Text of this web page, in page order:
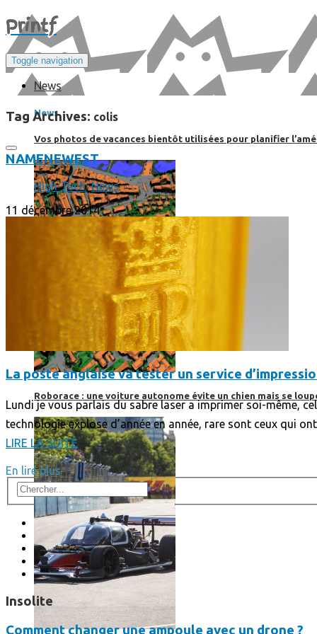
Printf
Toggle navigation
News
News
Vos photos de vacances bientôt utilisées pour planifier
Roborace : une voiture autonome évite un chien mais se
Tag Archives: colis
NAMENEWEST
High-Tech,News
11 décembre 2014
La poste anglaise va tester un service
Lundi je vous parlais du sabre laser a imprimer soi-même,
technologie explose d’année en année, rare sont ceux qui
LIRE LA SUITE
En lire plus
Insolite
Comment changer une ampoule avec un drone ?